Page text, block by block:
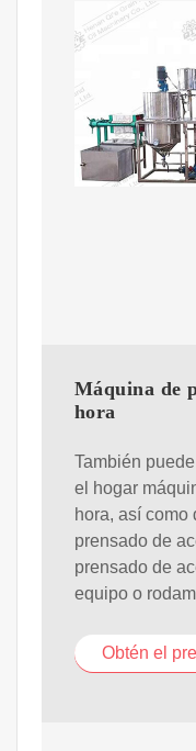
Máquina de
hora
También
el hogar
hora, así
prensado de
prensado de
equipo o
Obtén el